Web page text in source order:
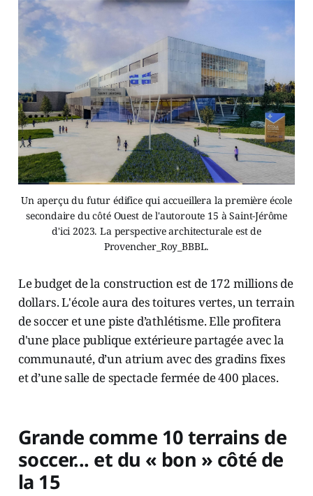
Un aperçu du futur édifice qui accueillera la première école
secondaire du côté Ouest de l'autoroute 15 à Saint-Jérôme
d'ici 2023. La perspective architecturale est de
Provencher_Roy_BBBL.
Le budget de la construction est de 172 millions de
dollars. L'école aura des toitures vertes, un terrain
de soccer et une piste d’athlétisme. Elle profitera
d'une place publique extérieure partagée avec la
communauté, d’un atrium avec des gradins fixes
et d’une salle de spectacle fermée de 400 places.
Grande comme 10 terrains de
soccer... et du « bon » côté de
la 15